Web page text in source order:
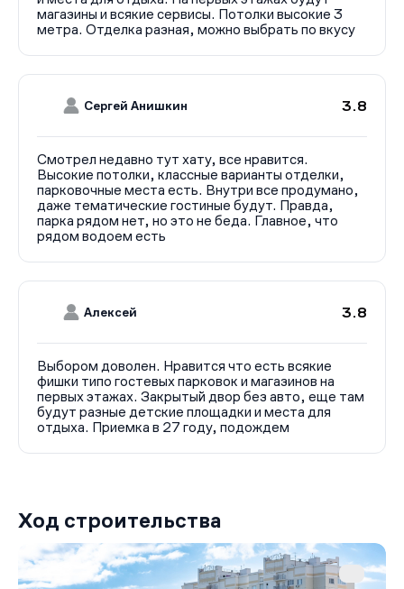
магазины и всякие сервисы. Потолки высокие 3
метра. Отделка разная, можно выбрать по вкусу
Сергей Анишкин 3.8
Смотрел недавно тут хату, все нравится.
Высокие потолки, классные варианты отделки,
парковочные места есть. Внутри все продумано,
даже тематические гостиные будут. Правда,
парка рядом нет, но это не беда. Главное, что
рядом водоем есть
Алексей 3.8
Выбором доволен. Нравится что есть всякие
фишки типо гостевых парковок и магазинов на
первых этажах. Закрытый двор без авто, еще там
будут разные детские площадки и места для
отдыха. Приемка в 27 году, подождем
Ход строительства